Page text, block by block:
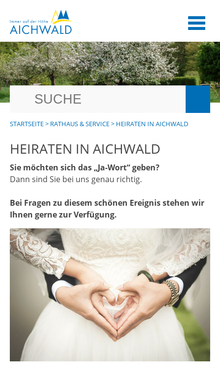
STARTSEITE> RATHAUS & SERVICE> HEIRATEN IN AICHWALD
HEIRATEN IN AICHWALD
Sie möchten sich das „Ja-Wort“ geben?
Dann sind Sie bei uns genau richtig.
Bei Fragen zu diesem schönen Ereignis stehen wir
Ihnen gerne zur Verfügung.